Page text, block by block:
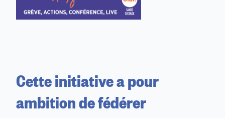
Cette initiative a pour
ambition de fédérer